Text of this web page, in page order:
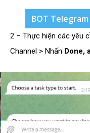
BOT
2 – Thực hiện các yêu
Channel > Nhấn Done,